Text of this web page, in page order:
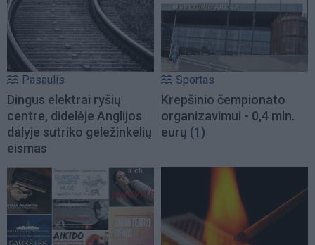
Pasaulis
Dingus elektrai ryšių
centre, didelėje Anglijos
dalyje sutriko geležinkelių
eismas
Sportas
Krepšinio čempionato
organizavimui - 0,4 mln.
eurų (1)